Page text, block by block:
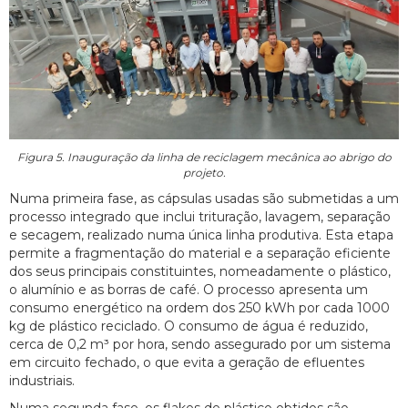
Figura 5. Inauguração da linha de reciclagem mecânica ao abrigo do
projeto.
Numa primeira fase, as cápsulas usadas são submetidas a um
processo integrado que inclui trituração, lavagem, separação
e secagem, realizado numa única linha produtiva. Esta etapa
permite a fragmentação do material e a separação eficiente
dos seus principais constituintes, nomeadamente o plástico,
o alumínio e as borras de café. O processo apresenta um
consumo energético na ordem dos 250 kWh por cada 1000
kg de plástico reciclado. O consumo de água é reduzido,
cerca de 0,2 m³ por hora, sendo assegurado por um sistema
em circuito fechado, o que evita a geração de efluentes
industriais.